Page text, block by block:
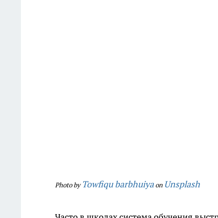
Photo by Towfiqu barbhuiyaon Unsplash